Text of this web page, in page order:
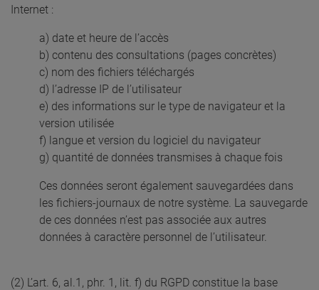
Internet :
a) date et heure de l’accès
b) contenu des consultations (pages concrètes)
c) nom des fichiers téléchargés
d) l’adresse IP de l’utilisateur
e) des informations sur le type de navigateur et la
version utilisée
f) langue et version du logiciel du navigateur
g) quantité de données transmises à chaque fois
Ces données seront également sauvegardées dans
les fichiers-journaux de notre système. La sauvegarde
de ces données n’est pas associée aux autres
données à caractère personnel de l’utilisateur.
(2) L’art. 6, al.1, phr. 1, lit. f) du RGPD constitue la base